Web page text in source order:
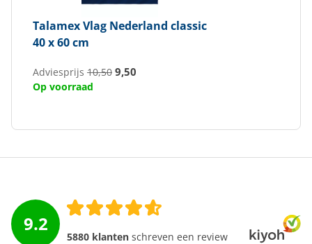
TalamexVlag Nederland classic
40 x 60 cm
Adviesprijs 10,50 9,50
Op voorraad
9.2
5880 klanten schreven een review